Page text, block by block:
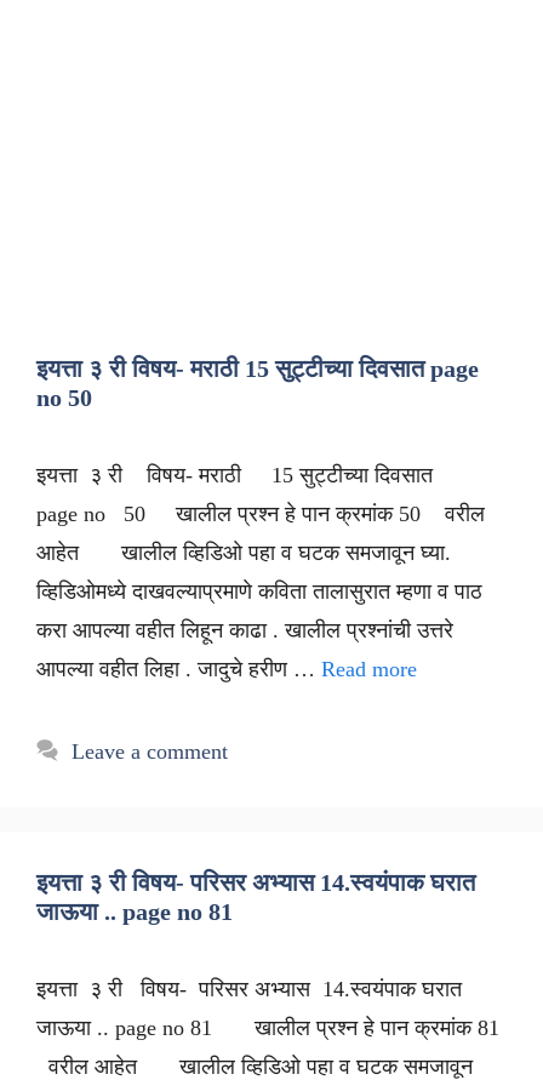
इयत्ता ३ री विषय- मराठी 15 सुट्टीच्या दिवसात page
no 50
इयत्ता ३ री विषय- मराठी 15 सुट्टीच्या दिवसात
page no 50 खालील प्रश्न हे पान क्रमांक 50 वरील
आहेत खालील व्हिडिओ पहा व घटक समजावून घ्या.
व्हिडिओमध्ये दाखवल्याप्रमाणे कविता तालासुरात म्हणा व पाठ
करा आपल्या वहीत लिहून काढा . खालील प्रश्नांची उत्तरे
आपल्या वहीत लिहा . जादुचे हरीण … Read more
Leave a comment
इयत्ता ३ री विषय- परिसर अभ्यास 14.स्वयंपाक घरात
जाऊया .. page no 81
इयत्ता ३ री विषय- परिसर अभ्यास 14.स्वयंपाक घरात
जाऊया .. page no 81 खालील प्रश्न हे पान क्रमांक 81
वरील आहेत खालील व्हिडिओ पहा व घटक समजावून